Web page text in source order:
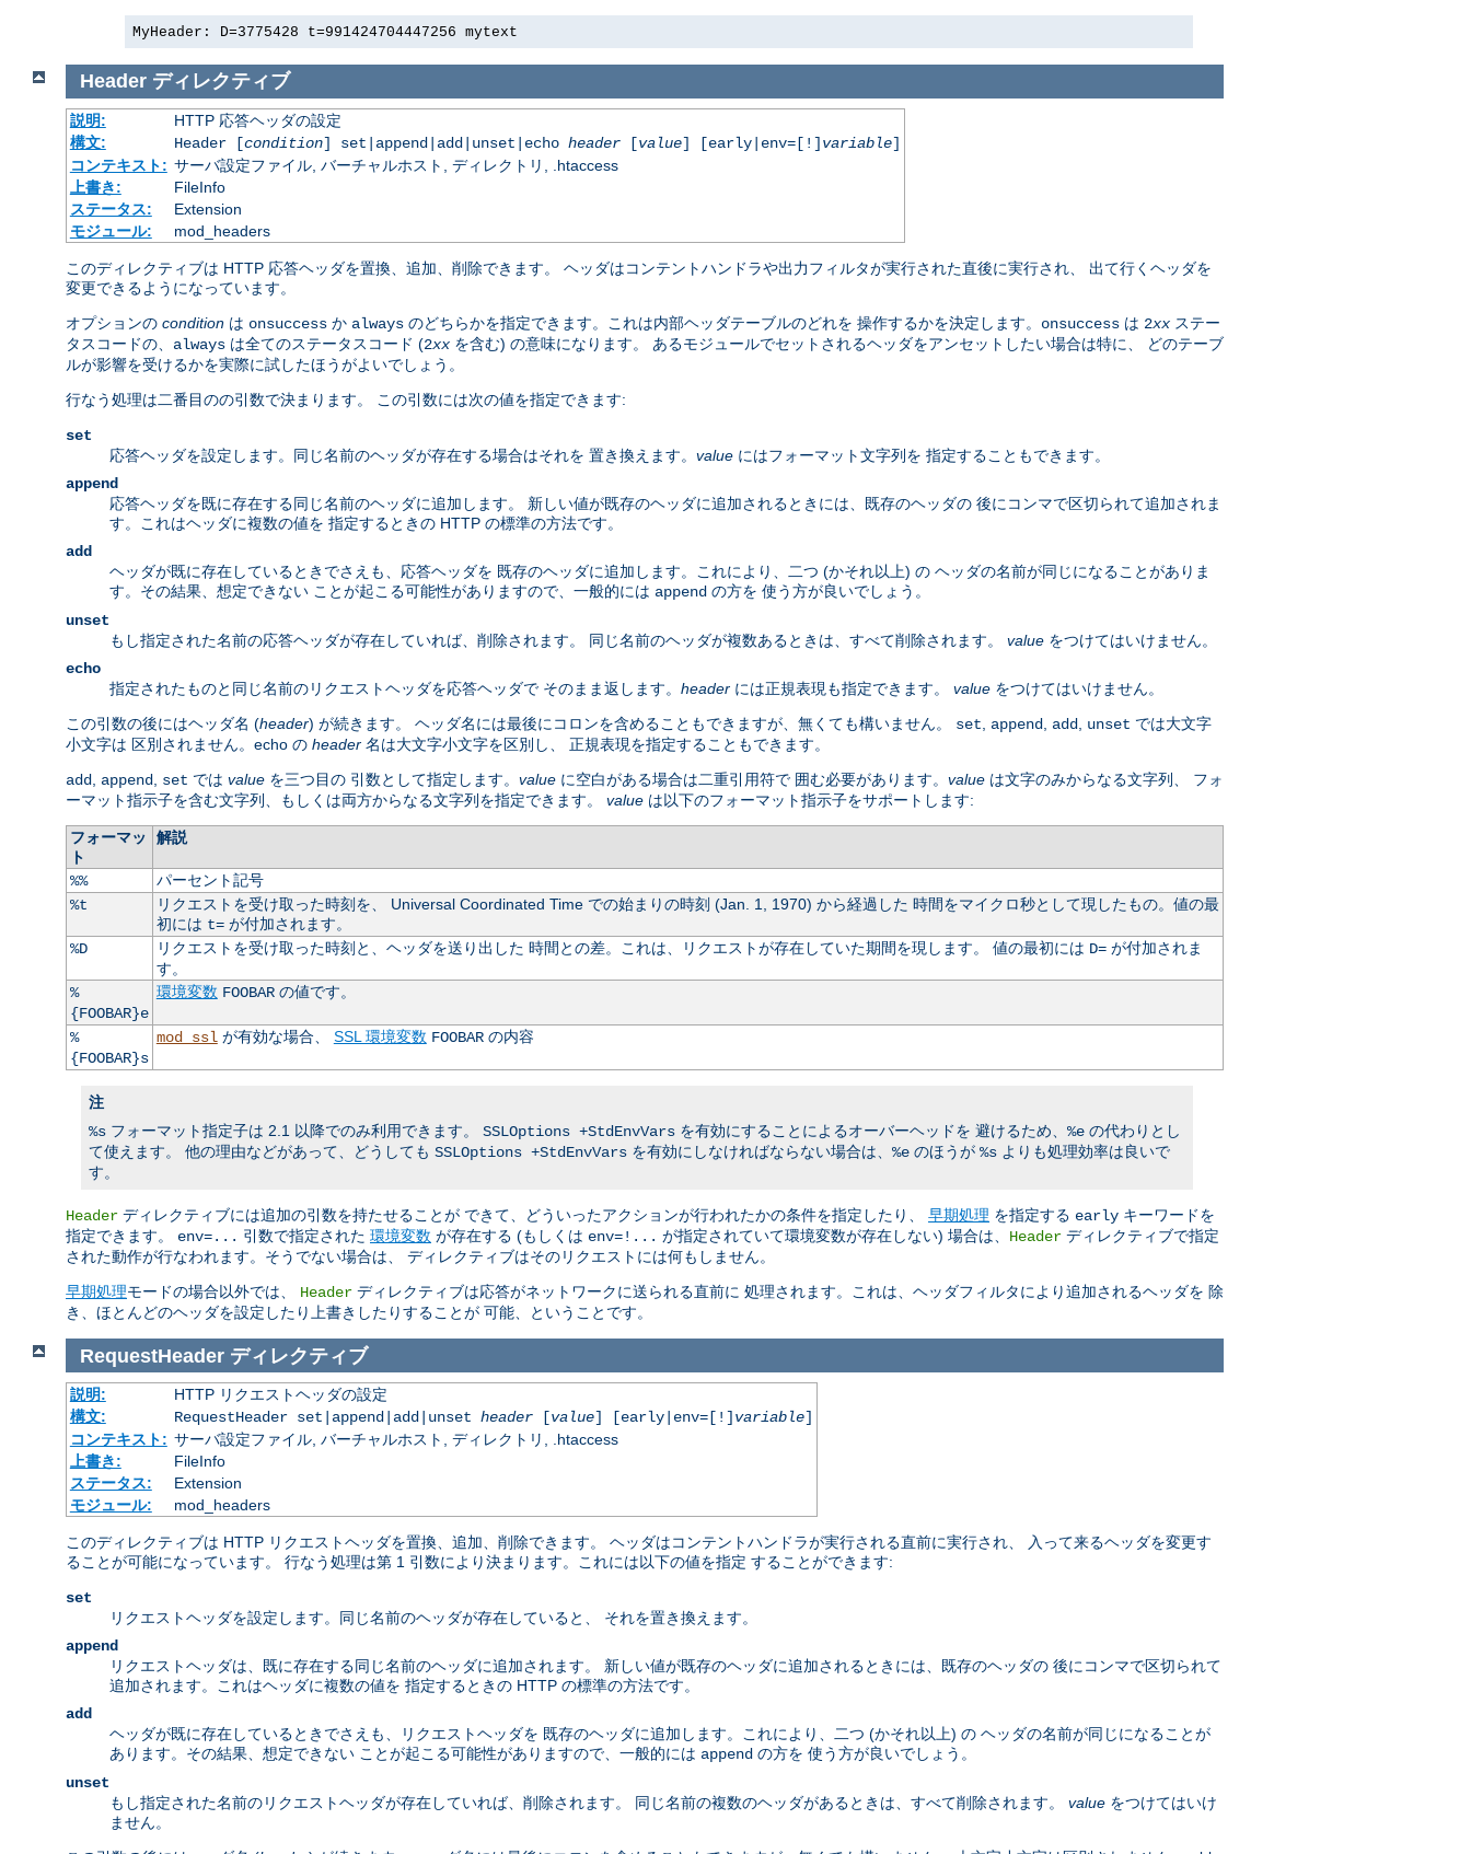
MyHeader: D=3775428 t=991424704447256 mytext
Header ディレクティブ
説明:
HTTP 応答ヘッダの設定
構文:
Header [condition] set|append|add|unset|echo header[value] [early|env=[!] variable]
コンテキスト: サーバ設定ファイル, バーチャルホスト, ディレクトリ, .htaccess
上書き:
FileInfo
ステータス:
Extension
モジュール:
mod_headers
このディレクティブは HTTP 応答ヘッダを置換、追加、削除できます。 ヘッダはコンテントハンドラや出力フィルタが実行された直後に実行され、 出て行くヘッダを
変更できるようになっています。
オプションの condition は onsuccess か always のどちらかを指定できます。これは内部ヘッダテーブルのどれを 操作するかを決定します。 onsuccess は 2xx ステー
タスコードの、 always は全てのステータスコード (2xx を含む) の意味になります。 あるモジュールでセットされるヘッダをアンセットしたい場合は特に、 どのテーブ
ルが影響を受けるかを実際に試したほうがよいでしょう。
行なう処理は二番目のの引数で決まります。 この引数には次の値を指定できます:
set
応答ヘッダを設定します。同じ名前のヘッダが存在する場合はそれを 置き換えます。 value にはフォーマット文字列を 指定することもできます。
append
応答ヘッダを既に存在する同じ名前のヘッダに追加します。 新しい値が既存のヘッダに追加されるときには、既存のヘッダの 後にコンマで区切られて追加されま
す。これはヘッダに複数の値を 指定するときの HTTP の標準の方法です。
add
ヘッダが既に存在しているときでさえも、応答ヘッダを 既存のヘッダに追加します。これにより、二つ (かそれ以上) の ヘッダの名前が同じになることがありま
す。その結果、想定できない ことが起こる可能性がありますので、一般的には append の方を 使う方が良いでしょう。
unset
もし指定された名前の応答ヘッダが存在していれば、削除されます。 同じ名前のヘッダが複数あるときは、すべて削除されます。 value をつけてはいけません。
echo
指定されたものと同じ名前のリクエストヘッダを応答ヘッダで そのまま返します。 header には正規表現も指定できます。 value をつけてはいけません。
この引数の後にはヘッダ名 (header) が続きます。 ヘッダ名には最後にコロンを含めることもできますが、無くても構いません。 set append add unset では大文字
小文字は 区別されません。echo の header 名は大文字小文字を区別し、 正規表現を指定することもできます。
add append set では value を三つ目の 引数として指定します。 value に空白がある場合は二重引用符で 囲む必要があります。 value は文字のみからなる文字列、 フォ
ーマット指示子を含む文字列、もしくは両方からなる文字列を指定できます。 value は以下のフォーマット指示子をサポートします:
フォーマッ
ト
解説
%%
パーセント記号
%t
リクエストを受け取った時刻を、 Universal Coordinated Time での始まりの時刻 (Jan. 1, 1970) から経過した 時間をマイクロ秒として現したもの。値の最
初には t=が付加されます。
%D
リクエストを受け取った時刻と、ヘッダを送り出した 時間との差。これは、リクエストが存在していた期間を現します。 値の最初には D=が付加されま
す。
%
{FOOBAR}e
環境変数 FOOBARの値です。
%
{FOOBAR}s
mod_ssl が有効な場合、 SSL 環境変数 FOOBARの内容
注
%s フォーマット指定子は 2.1 以降でのみ利用できます。 SSLOptions +StdEnvVars を有効にすることによるオーバーヘッドを 避けるため、 %e の代わりとし
て使えます。 他の理由などがあって、どうしても SSLOptions +StdEnvVars を有効にしなければならない場合は、 %e のほうが %s よりも処理効率は良いで
す。
Header ディレクティブには追加の引数を持たせることが できて、どういったアクションが行われたかの条件を指定したり、 早期処理 を指定する early キーワードを
指定できます。 env=... 引数で指定された 環境変数 が存在する (もしくは env=!... が指定されていて環境変数が存在しない) 場合は、 Header ディレクティブで指定
された動作が行なわれます。そうでない場合は、 ディレクティブはそのリクエストには何もしません。
早期処理モードの場合以外では、 Header ディレクティブは応答がネットワークに送られる直前に 処理されます。これは、ヘッダフィルタにより追加されるヘッダを 除
き、ほとんどのヘッダを設定したり上書きしたりすることが 可能、ということです。
RequestHeader ディレクティブ
説明:
HTTP リクエストヘッダの設定
構文:
RequestHeader set|append|add|unset header[value] [early|env=[!] variable]
コンテキスト: サーバ設定ファイル, バーチャルホスト, ディレクトリ, .htaccess
上書き:
FileInfo
ステータス:
Extension
モジュール:
mod_headers
このディレクティブは HTTP リクエストヘッダを置換、追加、削除できます。 ヘッダはコンテントハンドラが実行される直前に実行され、 入って来るヘッダを変更す
ることが可能になっています。 行なう処理は第 1 引数により決まります。これには以下の値を指定 することができます:
set
リクエストヘッダを設定します。同じ名前のヘッダが存在していると、 それを置き換えます。
append
リクエストヘッダは、既に存在する同じ名前のヘッダに追加されます。 新しい値が既存のヘッダに追加されるときには、既存のヘッダの 後にコンマで区切られて
追加されます。これはヘッダに複数の値を 指定するときの HTTP の標準の方法です。
add
ヘッダが既に存在しているときでさえも、リクエストヘッダを 既存のヘッダに追加します。これにより、二つ (かそれ以上) の ヘッダの名前が同じになることが
あります。その結果、想定できない ことが起こる可能性がありますので、一般的には append の方を 使う方が良いでしょう。
unset
もし指定された名前のリクエストヘッダが存在していれば、削除されます。 同じ名前の複数のヘッダがあるときは、すべて削除されます。 value をつけてはいけ
ません。